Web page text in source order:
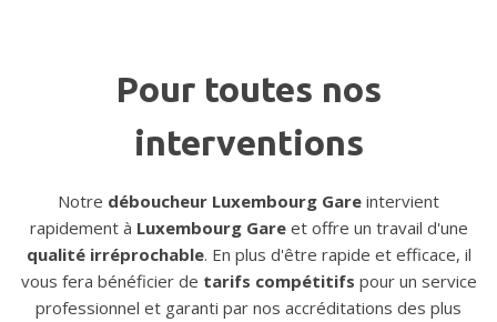
Pour toutes nos
interventions
Notre déboucheur Luxembourg Gare intervient
rapidement à Luxembourg Gareet offre un travail d'une
qualité irréprochable. En plus d'être rapide et efficace, il
vous fera bénéficier de tarifs compétitifs pour un service
professionnel et garanti par nos accréditations des plus